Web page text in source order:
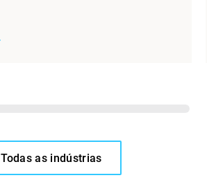
Todas as indústrias